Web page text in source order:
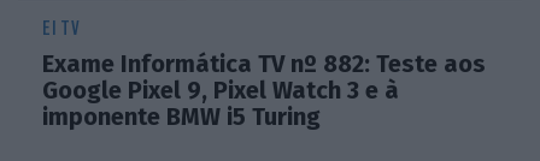
EI TV
Exame Informática TV nº 882: Teste aos
Google Pixel 9, Pixel Watch 3 e à
imponente BMW i5 Turing